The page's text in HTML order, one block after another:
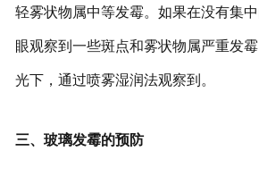
轻雾状物属中等发霉。如果在没有集
眼观察到一些斑点和雾状物属严重发
光下，通过喷雾湿润法观察到。
三、玻璃发霉的预防